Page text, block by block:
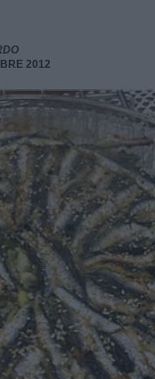
2012